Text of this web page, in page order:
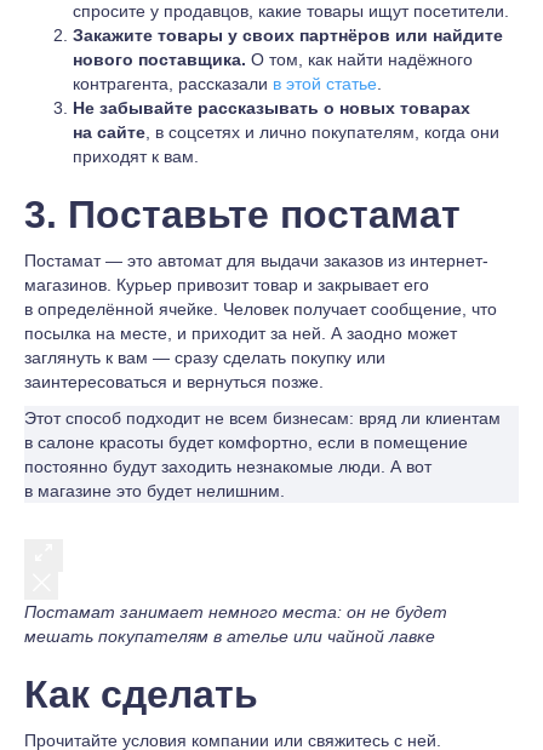
спросите у продавцов, какие товары ищут посетители.
Закажите товары у своих партнёров или найдите
нового поставщика. О том, как найти надёжного
контрагента, рассказали в этой статье
Не забывайте рассказывать о новых товарах
на сайте , в соцсетях и лично покупателям, когда они
приходят к вам.
3. Поставьте постамат
Постамат — это автомат для выдачи заказов из интернет-
магазинов. Курьер привозит товар и закрывает его
в определённой ячейке. Человек получает сообщение, что
посылка на месте, и приходит за ней. А заодно может
заглянуть к вам — сразу сделать покупку или
заинтересоваться и вернуться позже.
Этот способ подходит не всем бизнесам: вряд ли клиентам
в салоне красоты будет комфортно, если в помещение
постоянно будут заходить незнакомые люди. А вот
в магазине это будет нелишним.
Постамат занимает немного места: он не будет
мешать покупателям в ателье или чайной лавке
Как сделать
Прочитайте условия компании или свяжитесь с ней.